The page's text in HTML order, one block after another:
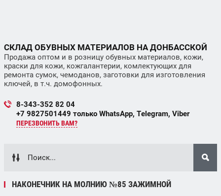
СКЛАД ОБУВНЫХ МАТЕРИАЛОВ НА ДОНБАССКОЙ
Продажа оптом и в розницу обувных материалов, кожи,
краски для кожи, кожгалантерии, комлектующих для
ремонта сумок, чемоданов, заготовки для изготовления
ключей, в т.ч. домофонных.
8-343-352 82 04
+7 9827501449 только WhatsApp, Telegram, Viber
ПЕРЕЗВОНИТЬ ВАМ?
НАКОНЕЧНИК НА МОЛНИЮ №85 ЗАЖИМНОЙ